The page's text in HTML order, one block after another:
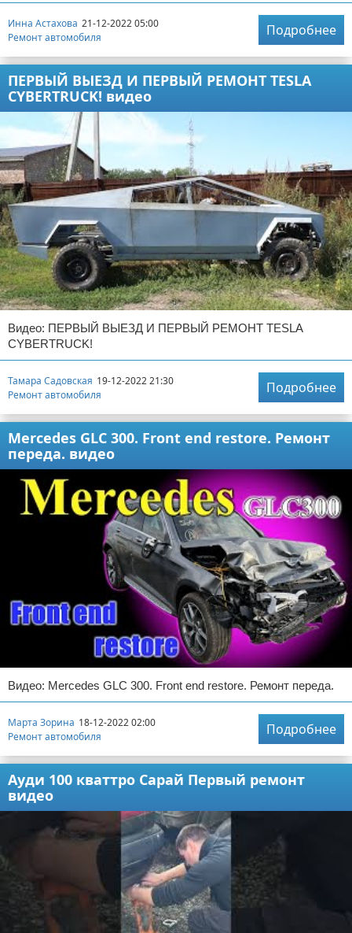
Инна Астахова 21-12-2022 05:00
Ремонт автомобиля
Подробнее
ПЕРВЫЙ ВЫЕЗД И ПЕРВЫЙ РЕМОНТ TESLA
CYBERTRUCK! видео
Видео: ПЕРВЫЙ ВЫЕЗД И ПЕРВЫЙ РЕМОНТ TESLA
CYBERTRUCK!
Тамара Садовская 19-12-2022 21:30
Ремонт автомобиля
Подробнее
Mercedes GLC 300. Front end restore. Ремонт
переда. видео
Видео: Mercedes GLC 300. Front end restore. Ремонт переда.
Марта Зорина 18-12-2022 02:00
Ремонт автомобиля
Подробнее
Ауди 100 кваттро Сарай Первый ремонт
видео